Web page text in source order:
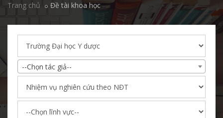
Trang chủ Đề tài khoa học
--Chọn tác giả--